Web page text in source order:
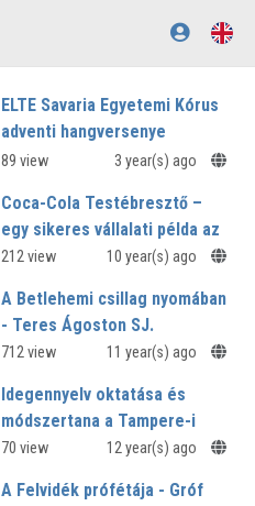
ELTE Savaria Egyetemi Kórus
adventi hangversenye
89 view 3 year(s) ago
Coca-Cola Testébresztő –
egy sikeres vállalati példa az
aktív életmód ösztönzésére
Kongresszus - Szombathely
212 view 10 year(s) ago
A Betlehemi csillag nyomában
- Teres Ágoston SJ.
emlékére
Természettudományi
Szabadegyetem előadásai
712 view 11 year(s) ago
Idegennyelv oktatása és
módszertana a Tampere-i
egyetemen
4.1.2.D/12/1/KONV/2012/0006
70 view 12 year(s) ago
A Felvidék prófétája - Gróf